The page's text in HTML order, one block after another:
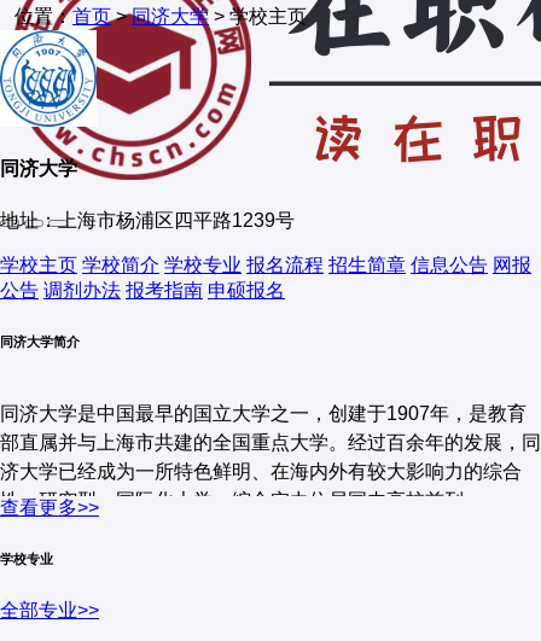
位置：首页>同济大学 > 学校主页
同济大学
地址：上海市杨浦区四平路1239号
学校主页 学校简介 学校专业 报名流程 招生简章 信息公告 网报
公告 调剂办法 报考指南 申硕报名
同济大学简介
同济大学是中国最早的国立大学之一，创建于1907年，是教育
部直属并与上海市共建的全国重点大学。经过百余年的发展，同
济大学已经成为一所特色鲜明、在海内外有较大影响力的综合
性、研究型、国际化大学，综合实力位居国内高校前列。
学校学科设置涵盖工学、理学、医学、管理学、经济学、哲学、
85个，硕士学位授权一级学科45个，专业硕士学位授权点26
查看更多>>
学校专业
全部专业>>